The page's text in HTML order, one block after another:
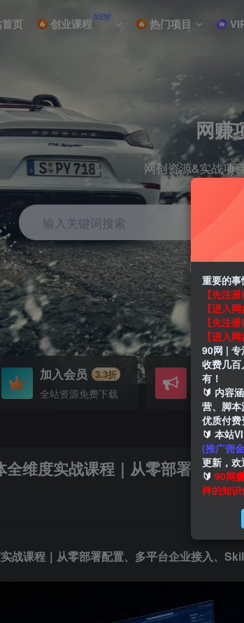
页 创业课程 NEW 热门项目
网赚
网创资源&实战项
输入关键词搜索
项目 剪
加入会员 3.3折
全站资源免费下载
会员交流
维度实战课程｜从零部署配置
战课程｜从零部署配置、多平台企业接入、
重要的事
【先注
【进入
【先注
【进入
90网 | 专
收费几
有！
🔰 内容
营、脚
优质付费
🔰 本站
(推广佣
更新，欢
🔰 90网
样的知识